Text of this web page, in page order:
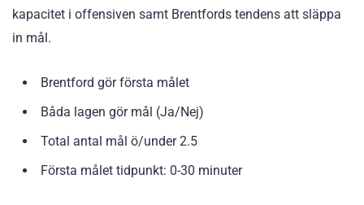
kapacitet i offensiven samt Brentfords tendens att släppa
in mål.
Brentford gör första målet
Båda lagen gör mål (Ja/Nej)
Total antal mål ö/under 2.5
Första målet tidpunkt: 0-30 minuter